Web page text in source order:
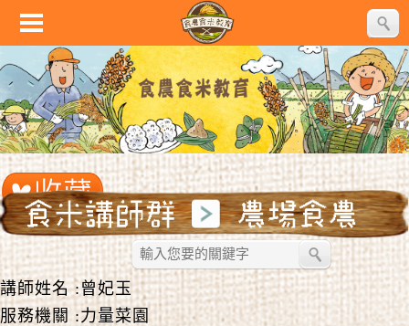
講師姓名 :曾妃玉
服務機關 :力量菜園